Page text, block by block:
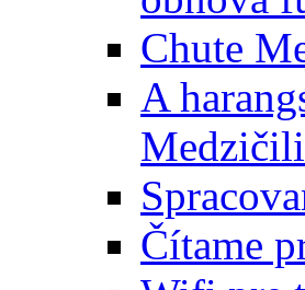
Chute
A
Čítame